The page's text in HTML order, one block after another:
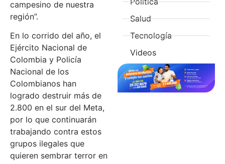
campesino de nuestra
región”.
En lo corrido del año, el
Ejército Nacional de
Colombia y Policía
Nacional de los
Colombianos han
logrado destruir más de
2.800 en el sur del Meta,
por lo que continuarán
trabajando contra estos
grupos ilegales que
quieren sembrar terror en
Salud
Tecnología
Videos